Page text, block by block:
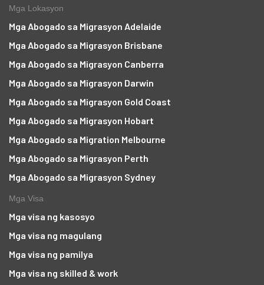
Mga Lokasyon
Mga Abogado sa Migrasyon Adelaide
Mga Abogado sa Migrasyon Brisbane
Mga Abogado sa Migrasyon Canberra
Mga Abogado sa Migrasyon Darwin
Mga Abogado sa Migrasyon Gold Coast
Mga Abogado sa Migrasyon Hobart
Mga Abogado sa Migration Melbourne
Mga Abogado sa Migrasyon Perth
Mga Abogado sa Migrasyon Sydney
Mga Visa
Mga visa ng kasosyo
Mga visa ng magulang
Mga visa ng pamilya
Mga visa ng skilled & work